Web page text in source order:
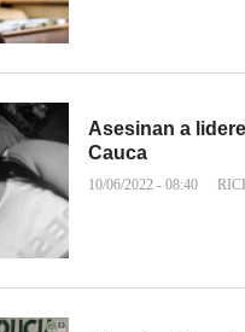
Asesinan a
Cauca
10/06/2022 - 08:40